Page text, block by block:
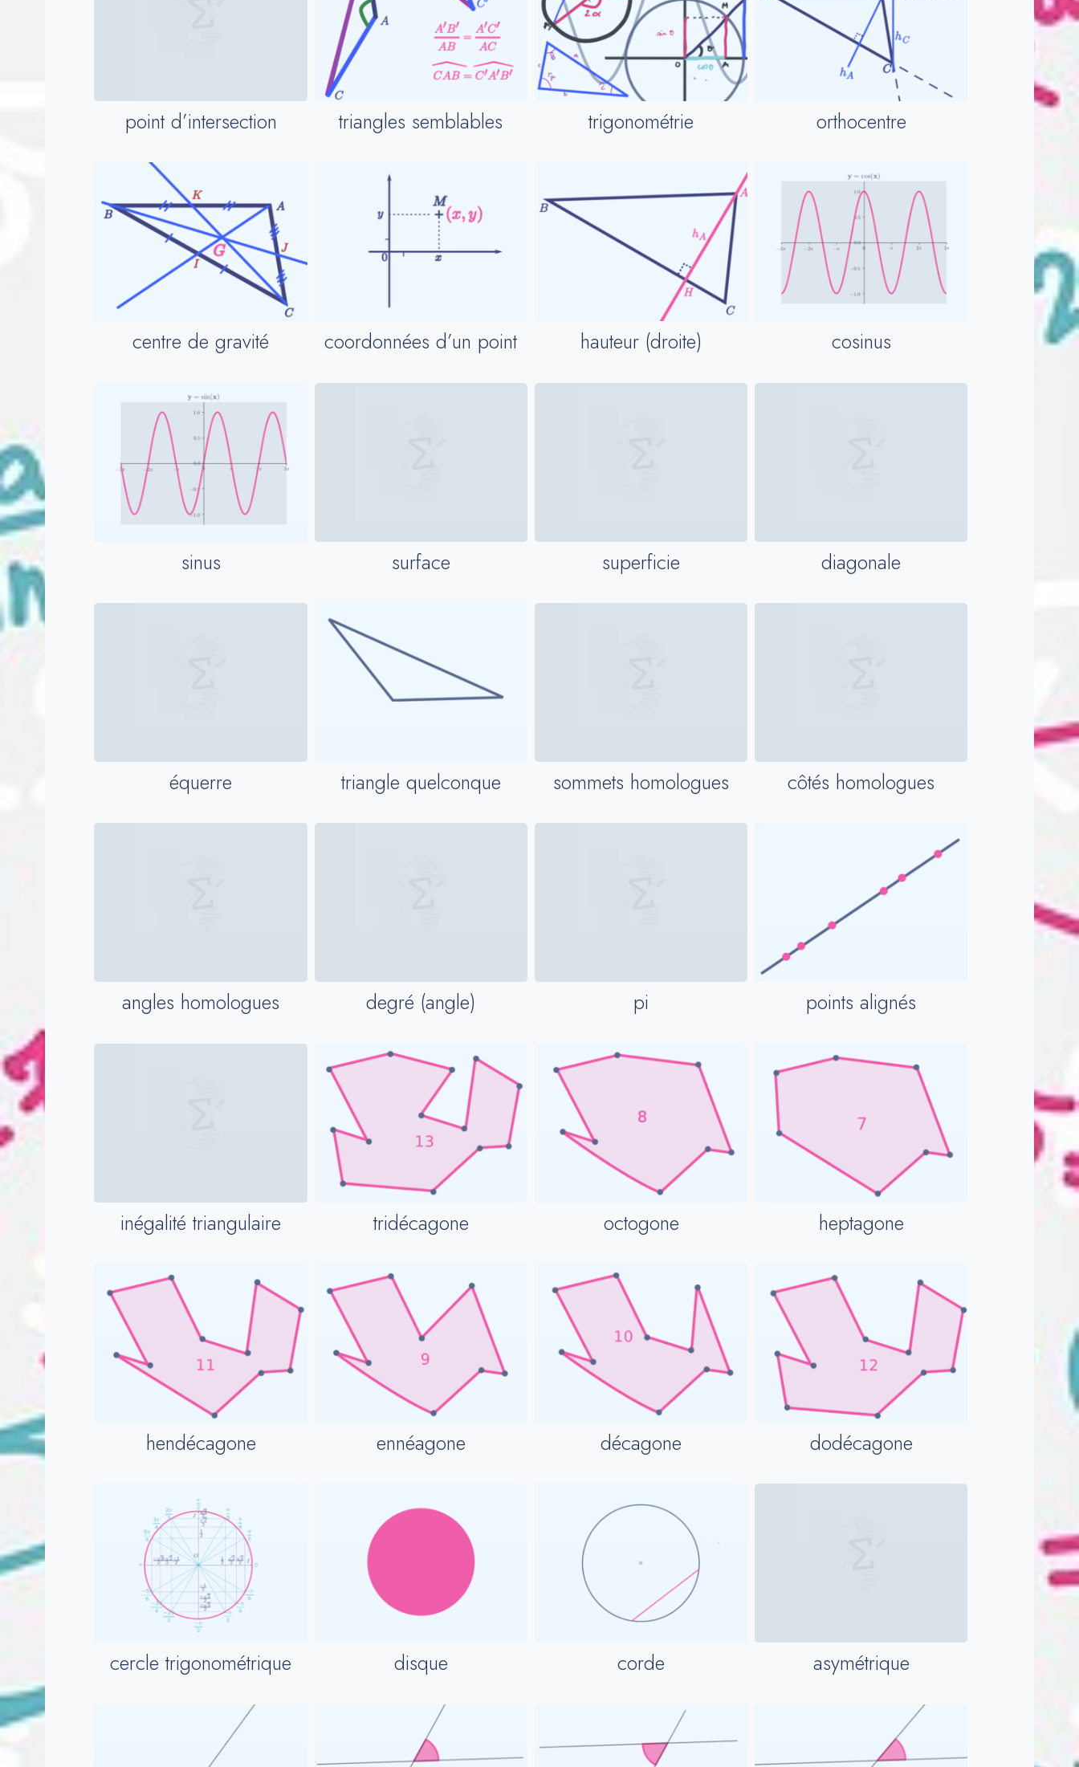
point d’intersection triangles semblables trigonométrie orthocentre
centre de gravité coordonnées d’un point hauteur (droite) cosinus
sinus surface superficie diagonale
équerre triangle quelconque sommets homologues côtés homologues
angles homologues degré (angle) pi points alignés
inégalité triangulaire tridécagone octogone heptagone
hendécagone ennéagone décagone dodécagone
cercle trigonométrique disque corde asymétrique